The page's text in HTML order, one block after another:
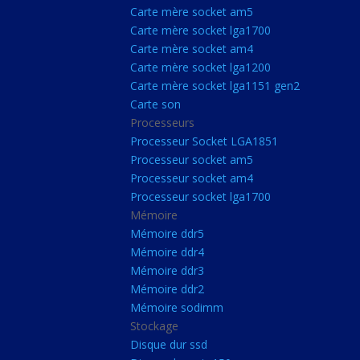
Carte Mère Socket
Carte mère socket am5
Carte mère socket
Carte mère socket am4
Carte mère socket
Carte son
Processeurs
Carte mère socket am5
Carte mère socket lga1700
Carte mère socket am4
Carte mère socket lga1200
Carte mère socket lga1151 gen2
Carte son
Processeurs
Processeur Socket LGA1851
Processeur socket am5
Processeur socket am4
Processeur socket lga1700
Mémoire
Mémoire ddr5
Mémoire ddr4
Mémoire ddr3
Mémoire ddr2
Mémoire sodimm
Stockage
Disque dur ssd